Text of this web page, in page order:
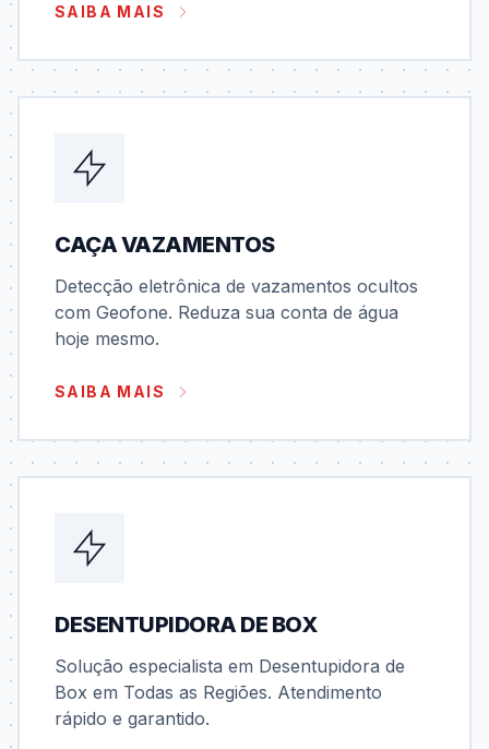
SAIBA MAIS
CAÇA VAZAMENTOS
Detecção eletrônica de vazamentos ocultos
com Geofone. Reduza sua conta de água
hoje mesmo.
SAIBA MAIS
DESENTUPIDORA DE BOX
Solução especialista em Desentupidora de
Box em Todas as Regiões. Atendimento
rápido e garantido.